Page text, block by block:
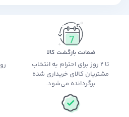
ضمانت بازگشت کالا
تا 2 روز برای احترام به انتخاب
مشتریان کالای خریداری شده
برگردانده می‌شود.